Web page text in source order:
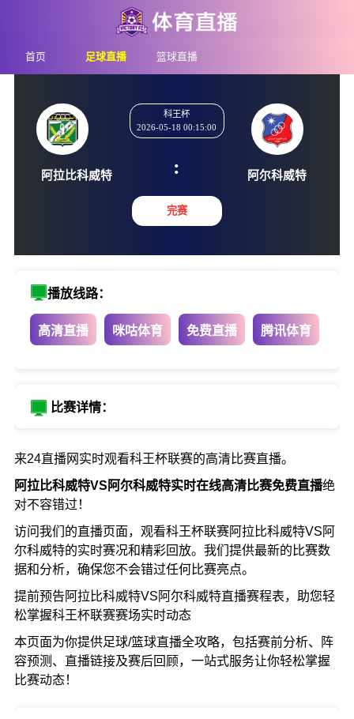
首页 足球直播 篮球直播
阿拉比科威特
科王杯
2026-05-18 00:15:00
:
完赛
播放线路：
高清直播 咪咕体育 免费直播 腾讯体育
比赛详情：
来24直播网实时观看科王杯联赛的高清比赛直播。
阿拉比科威特VS阿尔科威特实时在线高清比赛免费直播绝
对不容错过！
访问我们的直播页面，观看科王杯联赛阿拉比科威特VS阿
尔科威特的实时赛况和精彩回放。我们提供最新的比赛数
据和分析，确保您不会错过任何比赛亮点。
提前预告阿拉比科威特VS阿尔科威特直播赛程表，助您轻
松掌握科王杯联赛赛场实时动态
本页面为你提供足球/篮球直播全攻略，包括赛前分析、阵
容预测、直播链接及赛后回顾，一站式服务让你轻松掌握
比赛动态！